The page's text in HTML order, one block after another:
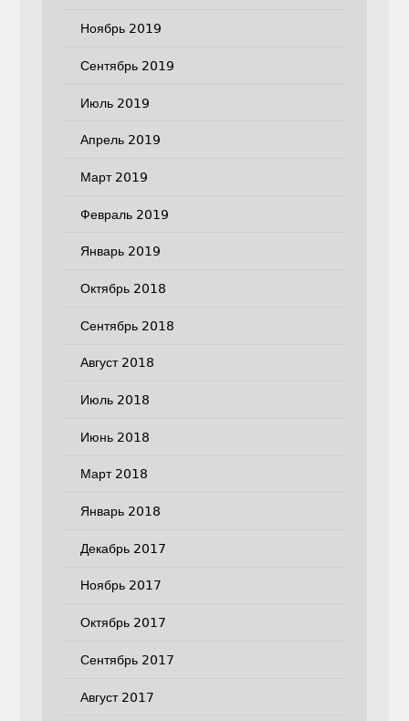
Ноябрь 2019
Сентябрь 2019
Июль 2019
Апрель 2019
Март 2019
Февраль 2019
Январь 2019
Октябрь 2018
Сентябрь 2018
Август 2018
Июль 2018
Июнь 2018
Март 2018
Январь 2018
Декабрь 2017
Ноябрь 2017
Октябрь 2017
Сентябрь 2017
Август 2017